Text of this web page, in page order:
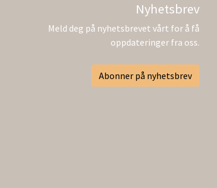
Nyhetsbrev
Meld deg på nyhetsbrevet vårt for å få
oppdateringer fra oss.
Abonner på nyhetsbrev